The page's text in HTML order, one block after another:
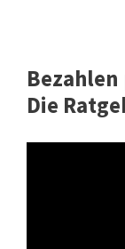
Bezahlen
Die